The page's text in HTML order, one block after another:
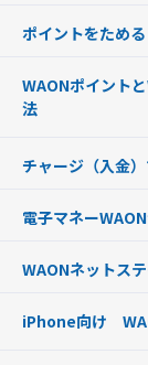
ポイントをため
ポイントの有効期
WAONポイント
法
チャージ（入金
現金でチャージす
銀行口座・ATMか
オートチャージ
ポイントからチャ
電子マネー
WAON POINTサ
WAONネットス
WAONネットステ
iPhone向け